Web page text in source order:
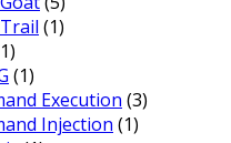
(1)
(1)
Execution (3)
Injection (1)